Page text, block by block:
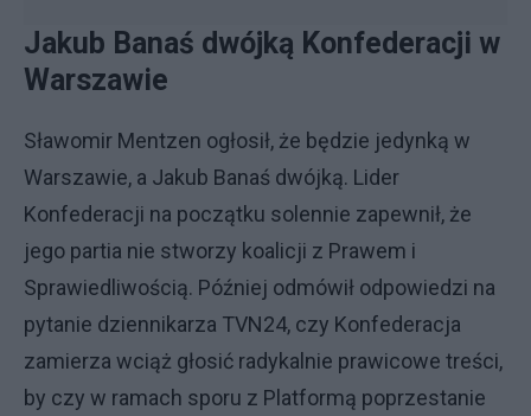
Jakub Banaś dwójką Konfederacji w
Warszawie
Sławomir Mentzen ogłosił, że będzie jedynką w
Warszawie, a Jakub Banaś dwójką. Lider
Konfederacji na początku solennie zapewnił, że
jego partia nie stworzy koalicji z Prawem i
Sprawiedliwością. Później odmówił odpowiedzi na
pytanie dziennikarza TVN24, czy Konfederacja
zamierza wciąż głosić radykalnie prawicowe treści,
by czy w ramach sporu z Platformą poprzestanie